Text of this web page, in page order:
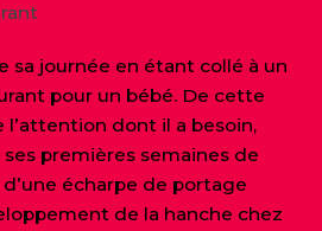
sa journée en étant collé à un
pour un bébé. De cette
dont il a besoin,
premières semaines de
d’une écharpe de portage
de la hanche chez